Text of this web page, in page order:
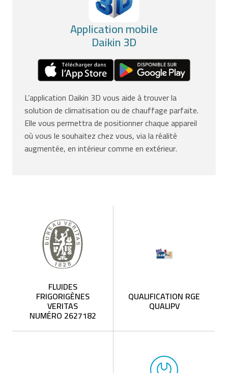
Application mobile
Daikin 3D
L’application Daikin 3D vous aide à trouver la
solution de climatisation ou de chauffage parfaite.
Elle vous permettra de positionner chaque appareil
où vous le souhaitez chez vous, via la réalité
augmentée, en intérieur comme en extérieur.
FLUIDES
FRIGORIGÈNES
VERITAS
NUMÉRO 2627182
QUALIFICATION RGE
QUALIPV